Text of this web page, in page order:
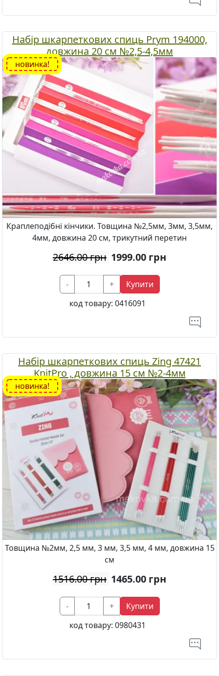
Набір шкарпеткових спиць Prym 194000,
довжина 20 см №2,5-4,5мм
новинка!
Краплеподібні кінчики. Товщина №2,5мм, 3мм, 3,5мм,
4мм, довжина 20 см, трикутний перетин
2646.00 грн 1999.00 грн
- +
Купити
код товару: 0416091
Набір шкарпеткових спиць Zing 47421
KnitPro , довжина 15 см №2-4мм
новинка!
Товщина №2мм, 2,5 мм, 3 мм, 3,5 мм, 4 мм, довжина 15
см
1516.00 грн 1465.00 грн
- +
Купити
код товару: 0980431